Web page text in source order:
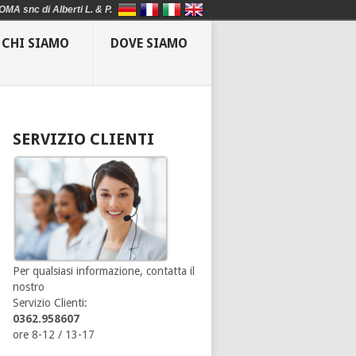
CHI SIAMO DOVE SIAMO
SERVIZIO CLIENTI
Per qualsiasi informazione, contatta il
nostro
Servizio Clienti:
0362.958607
ore 8-12 / 13-17
snc di Alberti L. & P.